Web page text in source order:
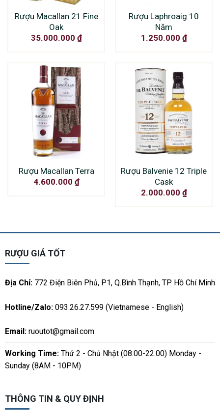
Rượu Macallan 21 Fine
Oak
35.000.000 ₫
Rượu Laphroaig 10
Năm
1.250.000 ₫
Rượu Macallan Terra
4.600.000 ₫
Rượu Balvenie 12 Triple
Cask
2.000.000 ₫
RƯỢU GIÁ TỐT
Địa Chỉ:772 Điện Biên Phủ, P1, Q.Bình Thạnh, TP Hồ Chí Minh
Hotline/Zalo:093.26.27.599 (Vietnamese - English)
Email: ruoutot@gmail.com
Working Time:Thứ 2 - Chủ Nhật (08:00-22:00) Monday -
Sunday (8AM - 10PM)
THÔNG TIN & QUY ĐỊNH